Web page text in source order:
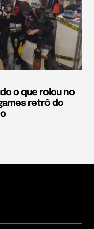
o que rolou no
retrô do